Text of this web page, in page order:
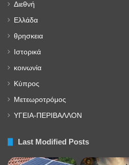
Διεθνή
Ελλάδα
θρησκεια
Ιστορικά
κοινωνία
Κύπρος
Μετεωροτρόμος
ΥΓΕΙΑ-ΠΕΡΙΒΑΛΛΟΝ
Last Modified Posts